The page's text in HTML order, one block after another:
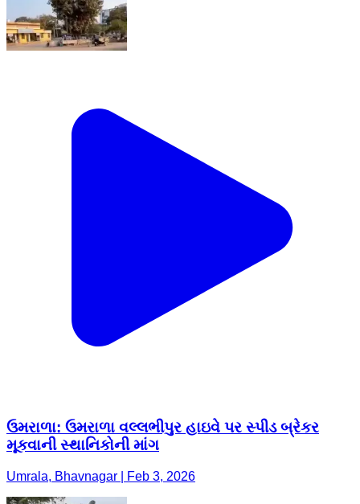
ઉમરાળા: ઉમરાળા વલ્લભીપુર હાઇવે પર સ્પીડ બ્રેકર
મૂકવાની સ્થાનિકોની માંગ
Umrala, Bhavnagar | Feb 3, 2026